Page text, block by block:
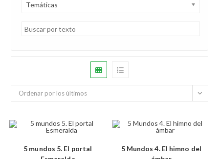
Temáticas
Ordenar por los últimos
5 mundos 5. El portal
5 Mundos 4. El himno del